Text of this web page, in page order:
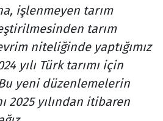
işlenmeyen tarım
tarım
niteliğinde yaptığımız
yılı Türk tarımı için
yeni düzenlemelerin
2025 yılından itibaren